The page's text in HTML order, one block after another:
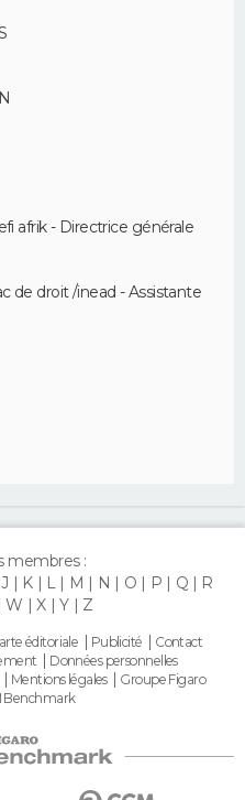
afrik - Directrice générale
de droit /inead - Assistante
membres :
J K L M N O P Q
R
W X Y Z
éditoriale Publicité
Contact
Données personnelles
Mentions légales
Groupe Figaro
Benchmark